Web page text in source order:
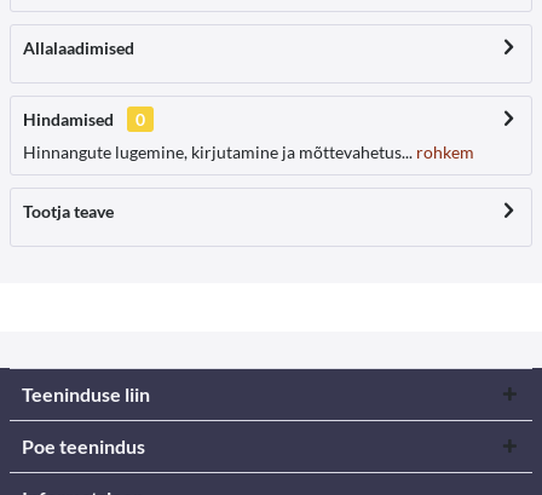
Allalaadimised
Hindamised
0
Hinnangute lugemine, kirjutamine ja mõttevahetus... rohkem
Tootja teave
Teeninduse liin
Poe teenindus